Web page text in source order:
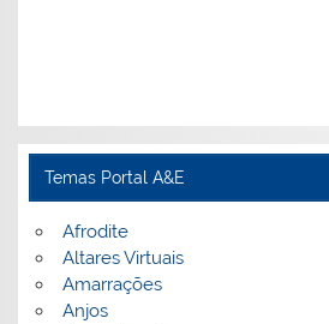
Temas Portal A&E
Afrodite
Altares Virtuais
Amarrações
Anjos